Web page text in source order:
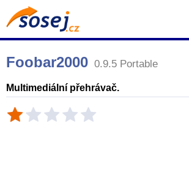
Foobar2000 0.9.5 Portable
Multimediální přehrávač.